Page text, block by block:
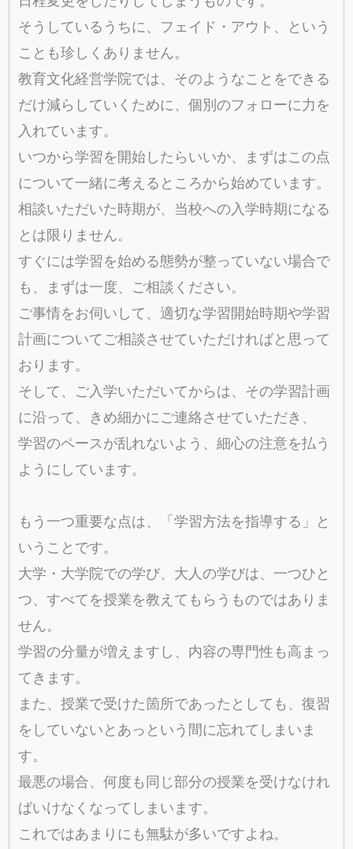
そうしているうちに、フェイド・アウト、という
ことも珍しくありません。
教育文化経営学院では、そのようなことをできる
だけ減らしていくために、個別のフォローに力を
入れています。
いつから学習を開始したらいいか、まずはこの点
について一緒に考えるところから始めています。
相談いただいた時期が、当校への入学時期になる
とは限りません。
すぐには学習を始める態勢が整っていない場合で
も、まずは一度、ご相談ください。
ご事情をお伺いして、適切な学習開始時期や学習
計画についてご相談させていただければと思って
おります。
そして、ご入学いただいてからは、その学習計画
に沿って、きめ細かにご連絡させていただき、
学習のペースが乱れないよう、細心の注意を払う
ようにしています。
もう一つ重要な点は、「学習方法を指導する」と
いうことです。
大学・大学院での学び、大人の学びは、一つひと
つ、すべてを授業を教えてもらうものではありま
せん。
学習の分量が増えますし、内容の専門性も高まっ
てきます。
また、授業で受けた箇所であったとしても、復習
をしていないとあっという間に忘れてしまいま
す。
最悪の場合、何度も同じ部分の授業を受けなけれ
ばいけなくなってしまいます。
これではあまりにも無駄が多いですよね。